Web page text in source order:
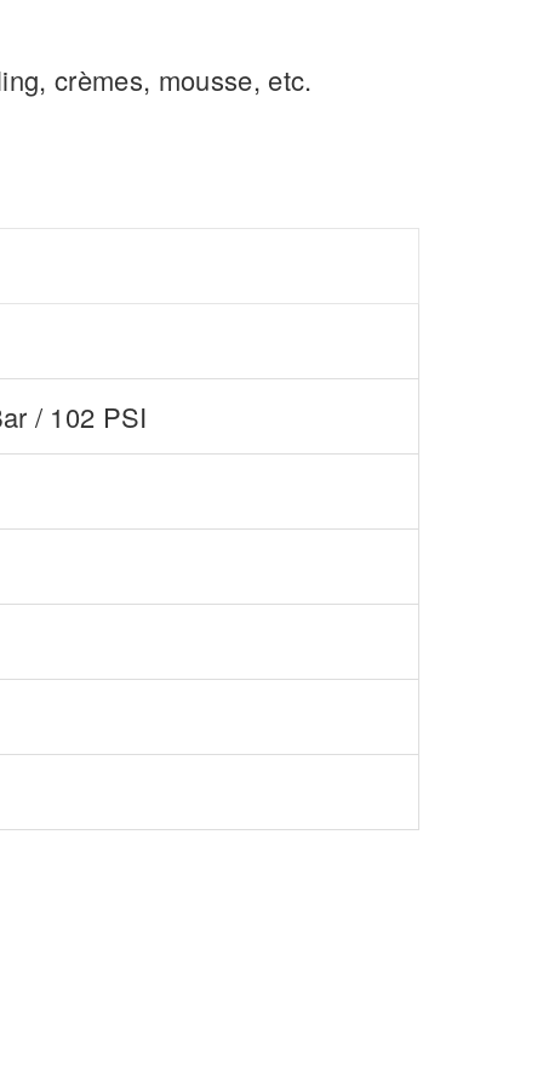
crèmes, mousse, etc.
/ 102 PSI